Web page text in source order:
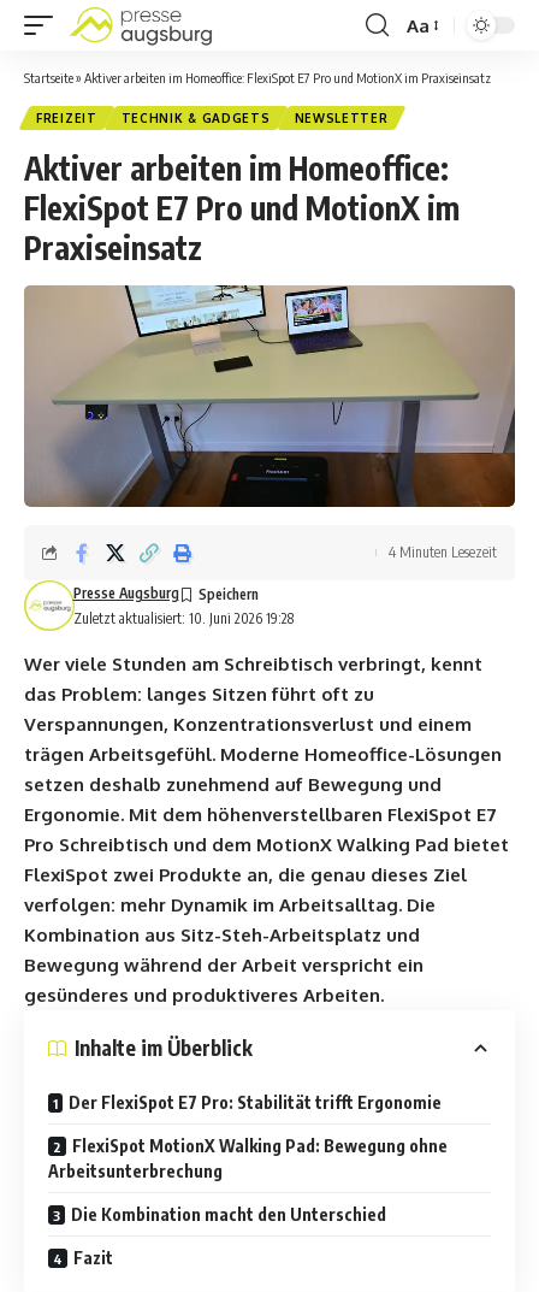
Aa
Startseite» Aktiver arbeiten im Homeoffice: FlexiSpot E7 Pro und MotionX im Praxiseinsatz
FREIZEIT TECHNIK & GADGETS NEWSLETTER
Aktiver arbeiten im Homeoffice:
FlexiSpot E7 Pro und MotionX im
Praxiseinsatz
Zuletzt aktualisiert: 10. Juni 2026 19:28
Presse Augsburg
4 Minuten Lesezeit
Wer viele Stunden am Schreibtisch verbringt, kennt
das Problem: langes Sitzen führt oft zu
Verspannungen, Konzentrationsverlust und einem
trägen Arbeitsgefühl. Moderne Homeoffice-Lösungen
setzen deshalb zunehmend auf Bewegung und
Ergonomie. Mit dem höhenverstellbaren FlexiSpot E7
Pro Schreibtisch und dem MotionX Walking Pad bietet
FlexiSpot zwei Produkte an, die genau dieses Ziel
verfolgen: mehr Dynamik im Arbeitsalltag. Die
Kombination aus Sitz-Steh-Arbeitsplatz und
Bewegung während der Arbeit verspricht ein
gesünderes und produktiveres Arbeiten.
Inhalte im Überblick
Der FlexiSpot E7 Pro: Stabilität trifft Ergonomie
FlexiSpot MotionX Walking Pad: Bewegung ohne
Arbeitsunterbrechung
Die Kombination macht den Unterschied
Fazit